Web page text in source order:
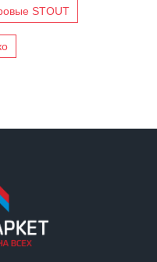
STOUT